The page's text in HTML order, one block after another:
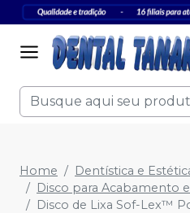
Home
Dentística e
Disco para Acabamento
Disco de Lixa Sof-Lex™